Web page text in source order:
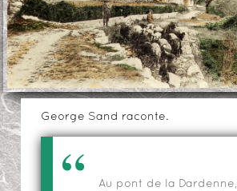
George Sand raconte.
Au pont de la Dardenne,